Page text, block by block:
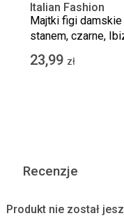
Italian Fashion
Majtki figi
stanem, czarne,
23,99 zł
Recenzje
Produkt nie został